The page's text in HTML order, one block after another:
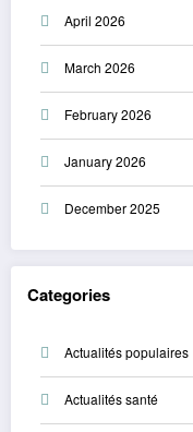
April 2026
March 2026
February 2026
January 2026
December 2025
Categories
Actualités populaires
Actualités santé